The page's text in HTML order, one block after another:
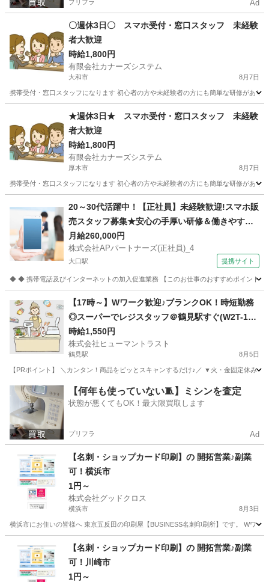
プリフラ Ad
〇週休3日〇 スマホ受付・窓口スタッフ 未経験
者大歓迎
時給1,800円
有限会社カナーズシステム
大和市 8月7日
携帯受付・窓口スタッフになります 初心者の方や未経験者の方にも簡単な研修があ
携帯ショップ スタッフ
★週休3日★ スマホ受付・窓口スタッフ 未経験
者大歓迎
時給1,800円
有限会社カナーズシステム
厚木市 8月7日
携帯受付・窓口スタッフになります 初心者の方や未経験者の方にも簡単な研修があ
携帯ショップ スタッフ
20～30代活躍中！【正社員】未経験歓迎!スマホ販
売スタッフ募集★安心の手厚い研修＆働きやすさ
抜群の環境です！ 株式会社APパートナーズ(正社
員)_4 携帯ショップ
月給260,000円
株式会社APパートナーズ(正社員)_4
大口駅 提携サイト
◆ ◆ 携帯電話及びインターネットの加入促進業務 【このお仕事のおすすめポイント
大口駅 携帯ショップ
【17時～】Wワーク歓迎♪ブランクOK！時短勤務
◎スーパーでレジスタッフ＠鶴見駅すぐ(W2T-159
0)
時給1,550円
株式会社ヒューマントラスト
鶴見駅 8月5日
【PRポイント】 ＼カンタン！商品をピッとスキャンするだけ♪／ ▼火・金固定休み
神奈川 横浜市 鶴見駅 スーパー スタッフ
【何年も使っていない🧵】ミシンを査定
状態が悪くてもOK！最大限買取します
プリフラ Ad
【名刺・ショップカード印刷】の 開拓営業♪副業
可！横浜市
1円～
株式会社グッドクロス
横浜市 8月3日
横浜市にお住いの皆様へ 東京五反田の印刷屋【BUSINESS名刺印刷所】です。 Wワ
営業 スタッフ
【名刺・ショップカード印刷】の 開拓営業♪副業
可！川崎市
1円～